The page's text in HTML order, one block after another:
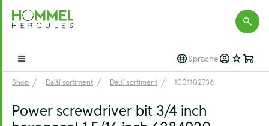
Hommel Hercules
Open main menu Sprache
Shop Další sortiment Další sortiment 1001102736
Power screwdriver bit 3/4 inch